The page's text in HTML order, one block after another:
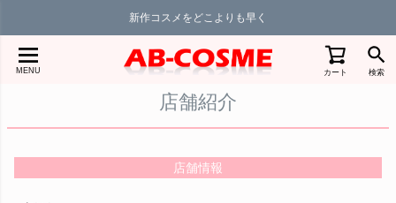
新作コスメをどこよりも早く
MENU カート 検索
店舗紹介
店舗情報